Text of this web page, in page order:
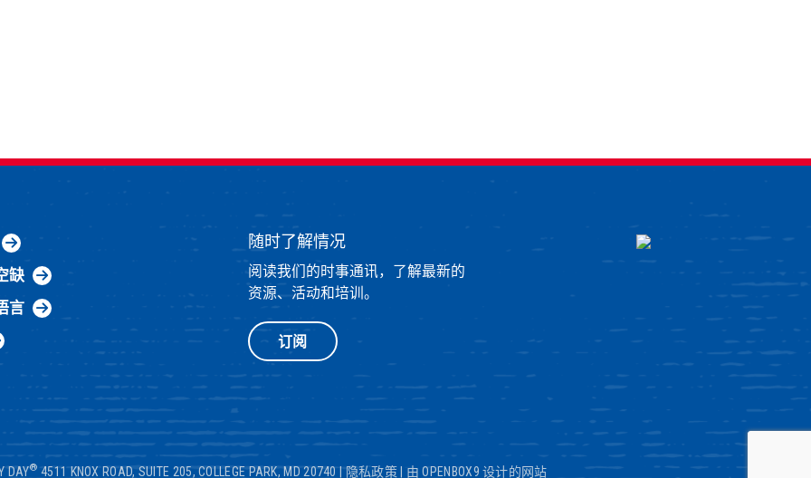
缺
言
随时了解情况
阅读我们的时事通讯，了解最新的
资源、活动和培训。
订阅
DAY® 4511 KNOX ROAD, SUITE 205, COLLEGE PARK, MD 20740|隐私政策| 由 OPENBOX9 设计的网站